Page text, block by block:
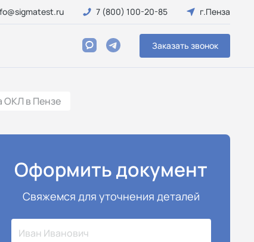
7 (800) 100-20-85 г.Пенза
Заказать звонок
ОКЛ в Пензе
Оформить документ
Свяжемся для уточнения деталей